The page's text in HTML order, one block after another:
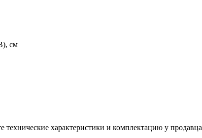
см
технические характеристики и комплектацию у продавца